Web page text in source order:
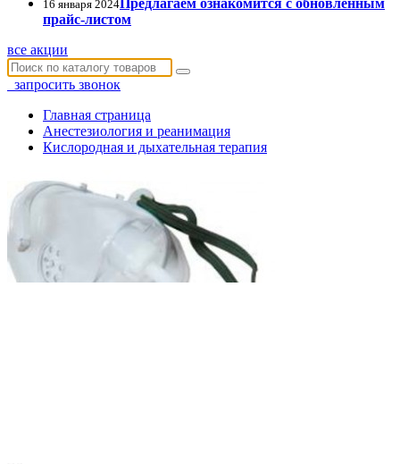
16 января 2024Предлагаем ознакомится с обновленным
прайс-листом
все акции
запросить звонок
Главная страница
Анестезиология и реанимация
Кислородная и дыхательная терапия